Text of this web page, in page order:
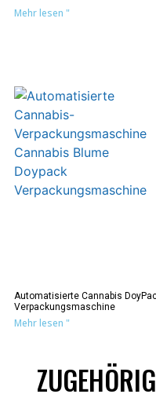
Mehr lesen "
Automatisierte Cannabis
Verpackungsmaschine
Mehr lesen "